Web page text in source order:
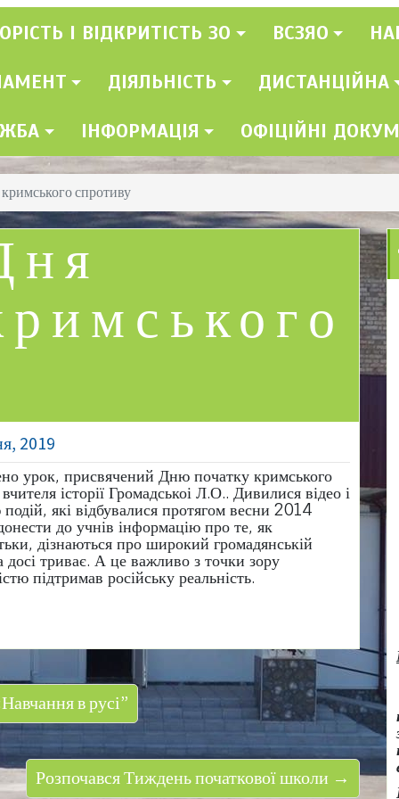
І ВІДКРИТІСТЬ ЗО ВСЗЯО
ДІЯЛЬНІСТЬ ДИСТАНЦІЙНА
ІНФОРМАЦІЯ ОФІЦІЙНІ
спротиву
2019
урок, присвячений Дню початку кримського
історії Громадськоі Л.О.. Дивилися відео і
які відбувалися протягом весни 2014
до учнів інформацію про те, як
дізнаються про широкий громадянській
досі триває. А це важливо з точки зору
підтримав російську реальність.
в русі”
Розпочався Тиждень початкової школи →